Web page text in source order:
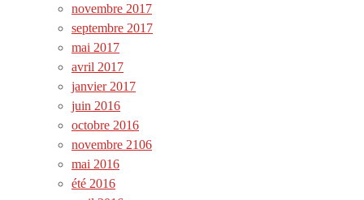
novembre 2017
septembre 2017
mai 2017
avril 2017
janvier 2017
juin 2016
octobre 2016
novembre 2106
mai 2016
été 2016